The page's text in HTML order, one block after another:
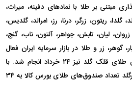
مبتنی بر طلا با نماد‌های دفینه، میراث،
ریتون، زرگر، درنا، رز، امرالد، گلدیس،
لیان، تابش، جواهر، آلتون، ناب، گنج،
گوهر، زر و طلا در بازار سرمایه ایران فعال
بوده‌اند. پذیره نویسی صندوق طلای قلک گلد نیز ۲۴ خرداد انجام شد. با
اضافه شدن صندوق طلای مهرگلد تعداد صندوق‌های طلای بورس کالا به ۳۴